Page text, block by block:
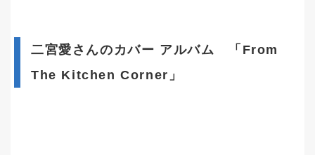
二宮愛さんのカバー アルバム 「From
The Kitchen Corner」